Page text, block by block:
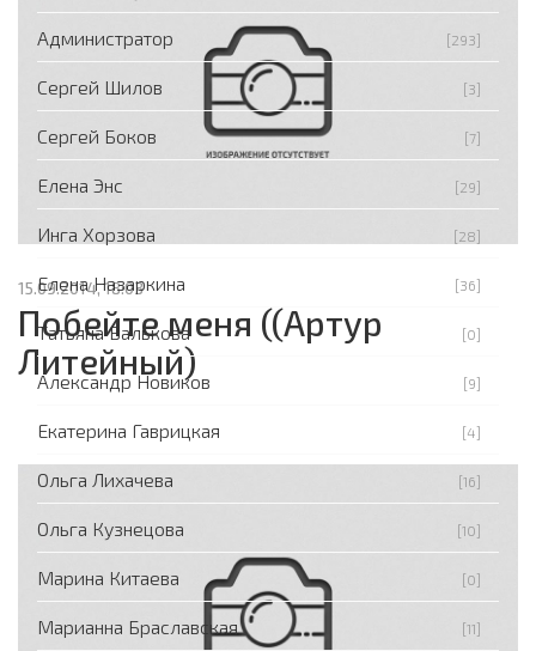
15.09.2014, 18:03
Побейте меня ((Артур
Литейный)
Администратор [293]
Сергей Шилов [3]
Сергей Боков [7]
Елена Энс [29]
Инга Хорзова [28]
Елена Назаркина [36]
Татьяна Валькова [0]
Александр Новиков [9]
Екатерина Гаврицкая [4]
Ольга Лихачева [16]
Ольга Кузнецова [10]
Марина Китаева [0]
Марианна Браславская [11]